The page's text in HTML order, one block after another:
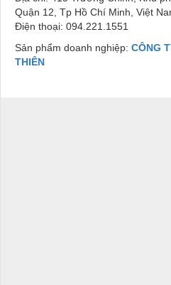
Quận 12, Tp Hồ Chí Minh, Việt
Điện thoại: 094.221.1551
Sản phẩm doanh nghiệp: CÔNG
THIÊN